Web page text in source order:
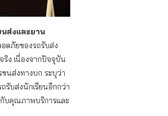
นส่งและยาน
ดภัยของรถรับส่ง
ริง เนื่องจากปัจจุบัน
นส่งทางบก ระบุว่า
รับส่งนักเรียนอีกกว่า
กับคุณภาพบริการและ